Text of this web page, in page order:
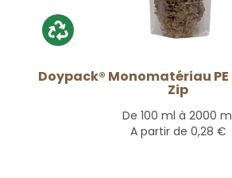
Doypack® Monomatériau
Zip
De 100 ml à 2000
A partir de 0,28 €